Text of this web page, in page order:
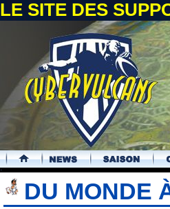
LE SITE DES
.
DU MONDE